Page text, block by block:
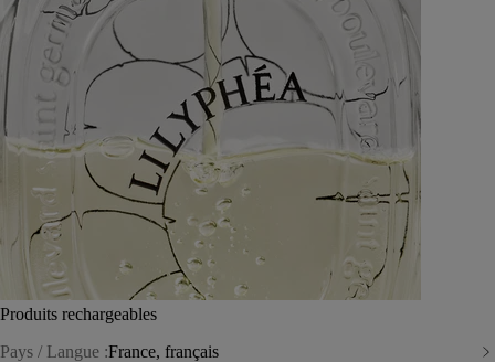
Produits rechargeables
Pays / Langue :France, français